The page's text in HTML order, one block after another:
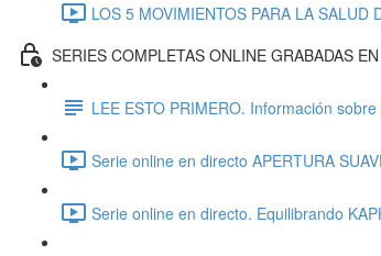
LOS 5 MOVIMIENTOS PARA LA
SERIES COMPLETAS ONLINE GRABADAS
LEE ESTO PRIMERO. Información
Serie online en directo APERTURA
Serie online en directo. Equilibrando